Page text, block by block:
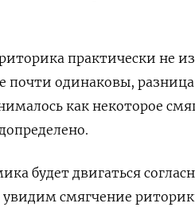
практически не
почти одинаковы,
как некоторое
будет двигаться
смягчение